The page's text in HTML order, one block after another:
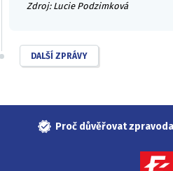
Zdroj: Lucie Podzimková
DALŠÍ ZPRÁVY
Proč důvěřovat